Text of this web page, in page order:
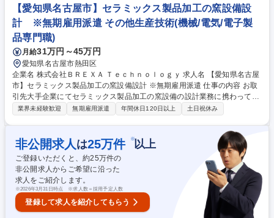
る風土が根付いています。 ■対応地区：三重、愛知、岐阜、静岡 ■営業車
を貸与 募集職種 名古屋◆エレベーター・クレーンのメンテナンスエンジ
ニア/前職給与考慮/転勤無
【愛知県名古屋市】セラミックス製品加工の窯設備設
計 ※無期雇用派遣 その他生産技術(機械/電気/電子製
品専門職)
月給31万円～45万円
愛知県名古屋市熱田区
企業名 株式会社ＢＲＥＸＡ Ｔｅｃｈｎｏｌｏｇｙ 求人名 【愛知県名古屋
市】セラミックス製品加工の窯設備設計 ※無期雇用派遣 仕事の内容 お取
引先大手企業にてセラミックス製品加工の窯設備の設計業務に携わってい
ただきます。【具体的には】■各事業部の要望に合った設備の基本設計 ■D
運転調整および事業部への引渡し(2～5ヵ月間の可能性有り) ■省エネ設備
および次世代炉の開発/実行 ■CO2削減技術の探索 ※建物の改変を伴う業
務は含まない 募集職種 【愛知県名古屋市】セラミックス製品加工の窯設
備設計 ※無期雇用派遣
業界未経験歓迎 無期雇用派遣 年間休日120日以上 土日祝休み
非公開求人 は25万件 ※以上
ご登録いただくと、約25万件の
非公開求人からご希望に沿った
求人をご紹介します。
※2026年3月31日時点 ※求人数＝採用予定人数
登録して求人を紹介してもらう